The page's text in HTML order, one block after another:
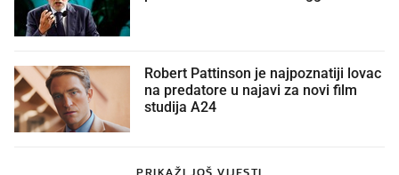
Robert Pattinson je najpoznatiji lovac
na predatore u najavi za novi film
studija A24
PRIKAŽI JOŠ VIJESTI